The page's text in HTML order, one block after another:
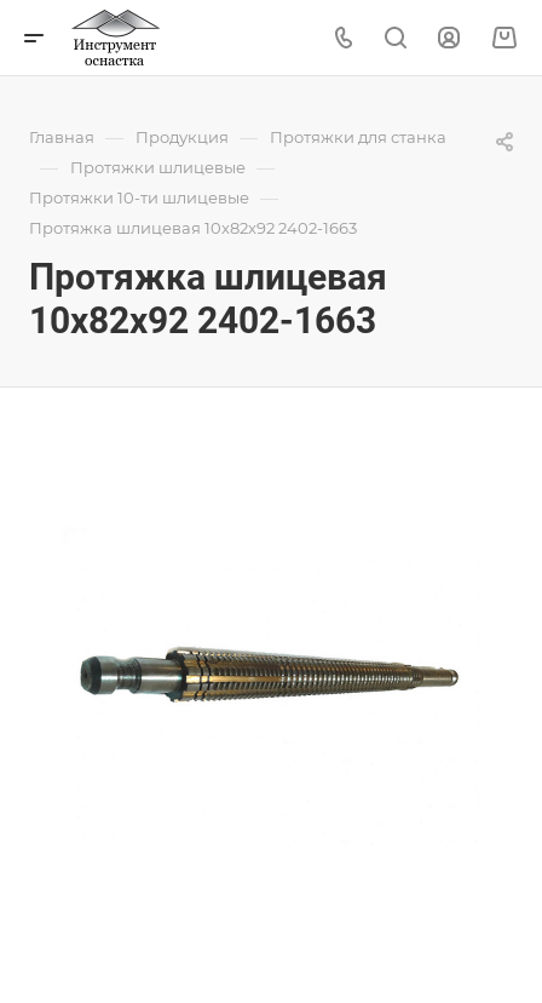
Главная — Продукция — Протяжки для станка
— Протяжки шлицевые —
Протяжки 10-ти шлицевые —
Протяжка шлицевая 10x82x92 2402-1663
Протяжка шлицевая
10x82x92 2402-1663